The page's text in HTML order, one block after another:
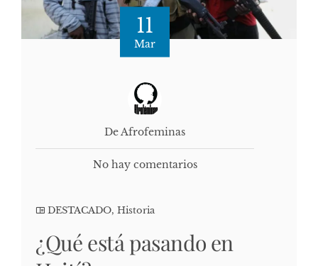
11
Mar
De Afrofeminas
No hay comentarios
DESTACADO, Historia
¿Qué está pasando en